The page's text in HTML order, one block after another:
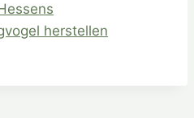
herstellen